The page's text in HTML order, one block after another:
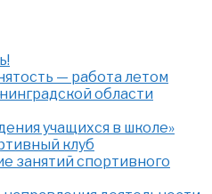
— работа летом
области
учащихся в школе»
клуб
занятий спортивного